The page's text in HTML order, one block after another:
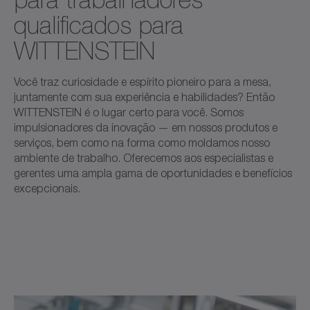
qualificados para
WITTENSTEIN
Você traz curiosidade e espírito pioneiro para a mesa,
juntamente com sua experiência e habilidades? Então
WITTENSTEIN é o lugar certo para você. Somos
impulsionadores da inovação — em nossos produtos e
serviços, bem como na forma como moldamos nosso
ambiente de trabalho. Oferecemos aos especialistas e
gerentes uma ampla gama de oportunidades e benefícios
excepcionais.